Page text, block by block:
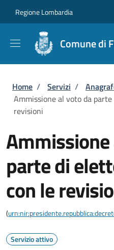
Regione Lombardia
Comune di
Briciole di
Home / Servizi /
Ammissione al voto da
revisioni
parte di
con le
(
Servizio attivo